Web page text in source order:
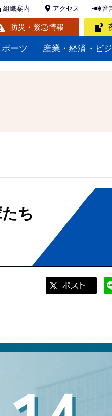
組織案内 アクセス 音
防災・緊急情報
ーツ 産業・経済・ビ
ち